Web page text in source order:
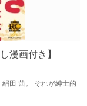
漫画付き】
田 茜。 それが紳士的